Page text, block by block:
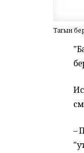
Тагын
–